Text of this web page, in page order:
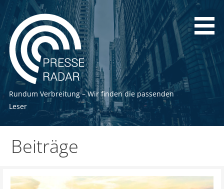
Zum
Inhalt
springen
Rundum Verbreitung – Wir finden die passenden
Leser
Beiträge